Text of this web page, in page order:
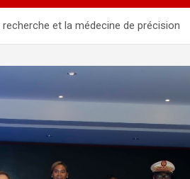
et la médecine de précision